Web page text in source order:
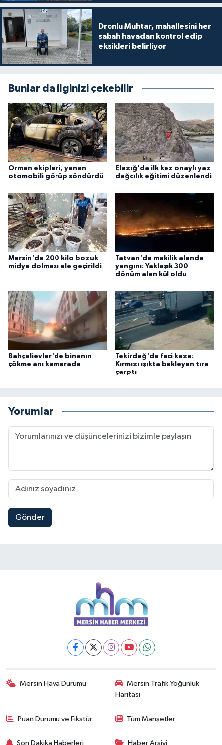
Dronlu Muhtar, mahallesini her
sabah havadan kontrol edip
eksikleri belirliyor
Bunlar da ilginizi çekebilir
Orman ekipleri, yanan
otomobili görüp söndürdü
Elazığ'da ilk kez onaylı yaz
dağcılık eğitimi düzenlendi
Mersin'de 200 kilo bozuk
midye dolması ele geçirildi
Tatvan'da makilik alanda
yangını: Yaklaşık 300
dönüm alan kül oldu
Bahçelievler'de binanın
çökme anı kamerada
Tekirdağ'da feci kaza:
Kırmızı ışıkta bekleyen tıra
çarptı
Yorumlar
Gönder
Mersin Hava Durumu
Mersin Trafik Yoğunluk
Haritası
Puan Durumu ve Fikstür Tüm Manşetler
Son Dakika Haberleri Haber Arşivi